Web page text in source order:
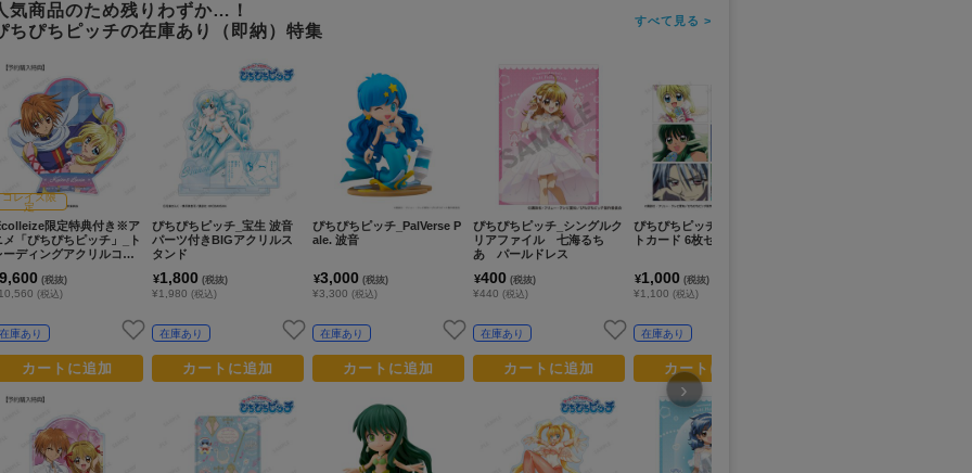
気商品のため残りわずか…！
ちぴちピッチの在庫あり（即納）特集
すべて見る >
コレイズ限
定
限定特典付き※ア
メ「ぴちぴちピッチ」_ト
ーディングアクリルコー
9,600 (税抜)
(税込)
在庫あり
カートに追加
ぴちぴちピッチ_宝生 波音
パーツ付きBIGアクリルス
タンド
¥1,800 (税抜)
¥1,980(税込)
在庫あり
カートに追加
ぴちぴちピッチ_PalVerse P
ale. 波音
¥3,000 (税抜)
¥3,300 (税込)
在庫あり
カートに追加
ぴちぴちピッチ_シングルク
リアファイル 七海るち
あ パールドレス
¥400 (税抜)
¥440 (税込)
在庫あり
カートに追加
ぴちぴちピッチ_場面写ポス
トカード 6枚セット ver.A
¥1,000 (税抜)
¥1,100 (税込)
在庫あり
カートに追加
›